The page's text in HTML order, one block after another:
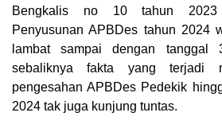
Bengkalis no 10 tahun 2023
Penyusunan APBDes tahun 2024
lambat sampai dengan tanggal
sebaliknya fakta yang terjadi
pengesahan APBDes Pedekik
2024 tak juga kunjung tuntas.